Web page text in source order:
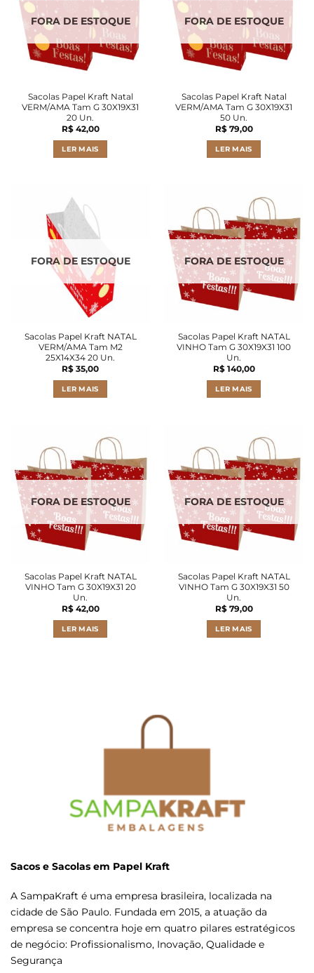
FORA DE ESTOQUE
Sacolas Papel Kraft Natal
VERM/AMA Tam G 30X19X31
20 Un.
R$42,00
LER MAIS
FORA DE ESTOQUE
Sacolas Papel Kraft Natal
VERM/AMA Tam G 30X19X31
50 Un.
R$79,00
LER MAIS
FORA DE ESTOQUE
Sacolas Papel Kraft NATAL
VERM/AMA Tam M2
25X14X34 20 Un.
R$ 35,00
LER MAIS
FORA DE ESTOQUE
Sacolas Papel Kraft NATAL
VINHO Tam G 30X19X31 100
Un.
R$140,00
LER MAIS
FORA DE ESTOQUE
Sacolas Papel Kraft NATAL
VINHO Tam G 30X19X31 20
Un.
R$42,00
LER MAIS
FORA DE ESTOQUE
Sacolas Papel Kraft NATAL
VINHO Tam G 30X19X31 50
Un.
R$79,00
LER MAIS
Sacos e Sacolas em Papel Kraft
A SampaKraft é uma empresa brasileira, localizada na
cidade de São Paulo. Fundada em 2015, a atuação da
empresa se concentra hoje em quatro pilares estratégicos
de negócio: Profissionalismo, Inovação, Qualidade e
Segurança